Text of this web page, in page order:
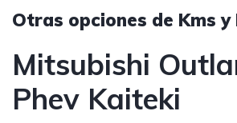
Otras opciones de Kms y
Mitsubishi
Phev Kaiteki